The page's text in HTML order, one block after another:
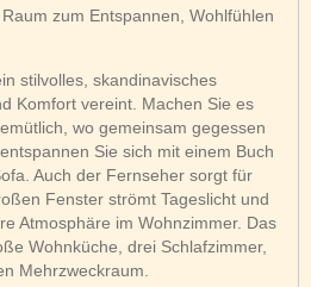
zum Entspannen, Wohlfühlen
stilvolles, skandinavisches
Komfort vereint. Machen Sie es
wo gemeinsam gegessen
Sie sich mit einem Buch
Auch der Fernseher sorgt für
Fenster strömt Tageslicht und
Atmosphäre im Wohnzimmer. Das
Wohnküche, drei Schlafzimmer,
Mehrzweckraum.